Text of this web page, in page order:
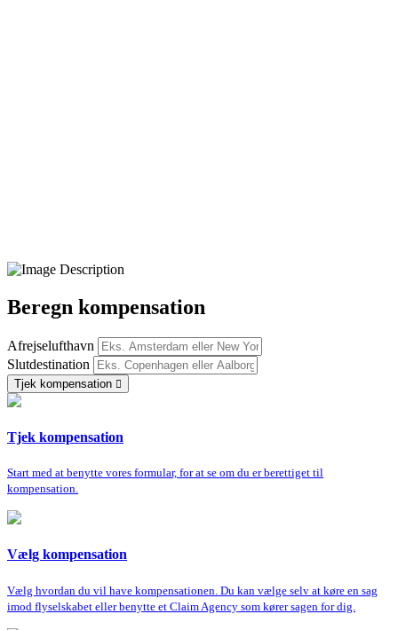
Beregn kompensation
Afrejselufthavn
Slutdestination
Tjek kompensation
Tjek kompensation
Start med at benytte vores formular, for at se om du er berettiget til
kompensation.
Vælg kompensation
Vælg hvordan du vil have kompensationen. Du kan vælge selv at køre en sag
imod flyselskabet eller benytte et Claim Agency som kører sagen for dig.